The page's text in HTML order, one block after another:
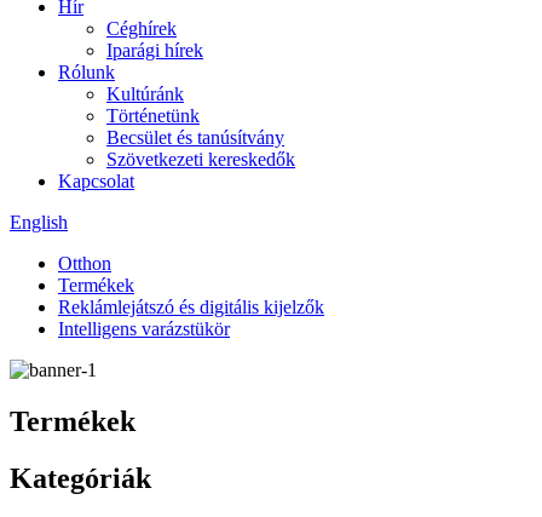
Hír
Céghírek
Iparági hírek
Rólunk
Kultúránk
Történetünk
Becsület és tanúsítvány
Szövetkezeti kereskedők
Kapcsolat
English
Otthon
Termékek
Reklámlejátszó és digitális kijelzők
Intelligens varázstükör
Termékek
Kategóriák